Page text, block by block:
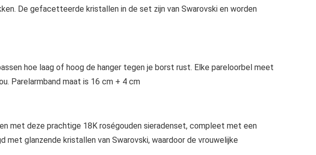
De gefacetteerde kristallen in de set zijn van Swarovski en worden
hoe laag of hoog de hanger tegen je borst rust. Elke pareloorbel meet
Parelarmband maat is 16 cm + 4 cm
met deze prachtige 18K roségouden sieradenset, compleet met een
glanzende kristallen van Swarovski, waardoor de vrouwelijke